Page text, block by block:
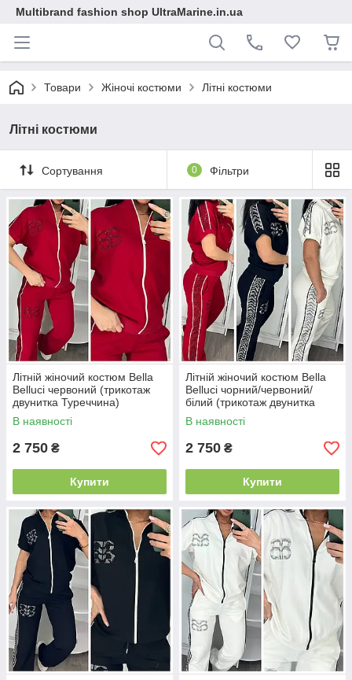
Multibrand fashion shop UltraMarine.in.ua
Товари Жіночі костюми Літні костюми
Літні костюми
Сортування 0 Фільтри
Літній жіночий костюм Bella
Belluci червоний (трикотаж
двунитка Туреччина)
В наявності
2 750 ₴
Купити
Літній жіночий костюм Bella
Belluci чорний/червоний/
білий (трикотаж двунитка
Туреччина)
В наявності
2 750 ₴
Купити